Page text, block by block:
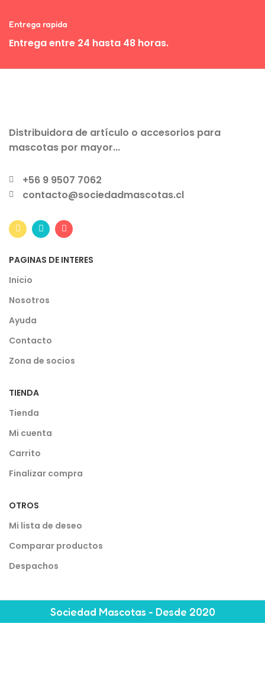
Entrega rapida
Entrega entre 24 hasta 48 horas.
Distribuidora de artículo o accesorios para
mascotas por mayor...
+56 9 9507 7062
contacto@sociedadmascotas.cl
PAGINAS DE INTERES
Inicio
Nosotros
Ayuda
Contacto
Zona de socios
TIENDA
Tienda
Mi cuenta
Carrito
Finalizar compra
OTROS
Mi lista de deseo
Comparar productos
Despachos
Sociedad Mascotas - Desde 2020